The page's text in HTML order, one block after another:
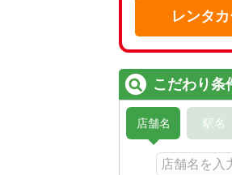
レンタ
こだわり条
店舗名 駅名